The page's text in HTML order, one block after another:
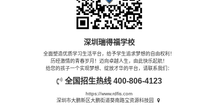
深圳瑞得福学校
全面塑造优质学习生活平台，给予学生追求梦想的自由权利！
历经激情的青春岁月！迈向卓越人生，由此快乐起航！
给您的孩子一个实现梦想、绽放才华的平台，请联系我们：
全国招生热线 400-806-4123
https://www.rdfis.com
深圳市大鹏新区大鹏街道葵南路宝资源科技园